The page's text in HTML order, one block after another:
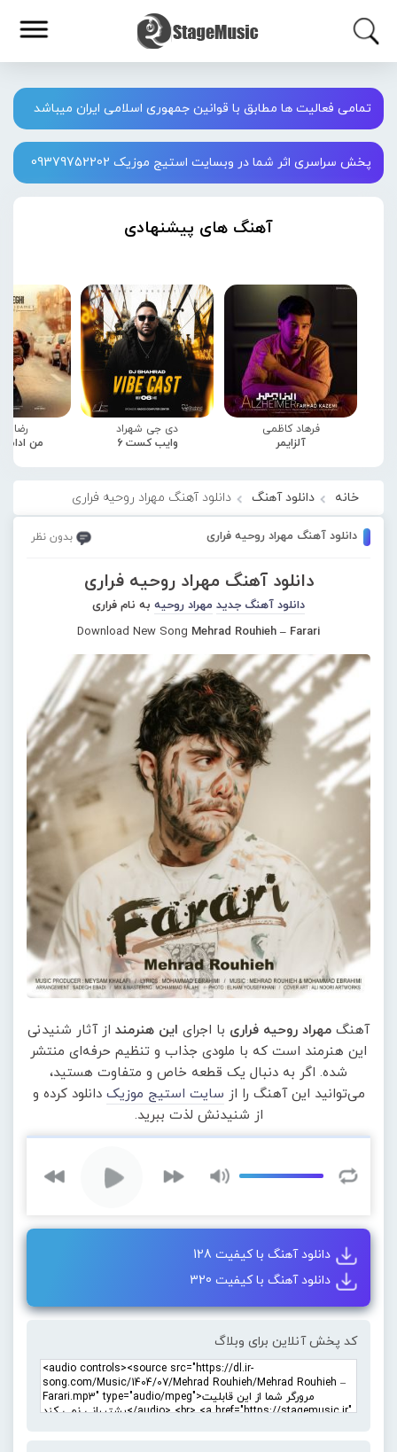
تمامی فعالیت ها مطابق با قوانین جمهوری اسلامی ایران میباشد
پخش سراسری اثر شما در وبسایت استیج موزیک 09379752202
آهنگ های پیشنهادی
فرهاد کاظمی
آلزایمر
دی جی شهراد
وایب کست 6
رضا
من
خانه دانلود آهنگ دانلود آهنگ مهراد روحیه فراری
دانلود آهنگ مهراد روحیه فراری بدون نظر
دانلود آهنگ مهراد روحیه فراری
دانلود آهنگ جدید مهراد روحیه به نام فراری
Download New Song Mehrad Rouhieh – Farari
آهنگ مهراد روحیه فراری با اجرای این هنرمند از آثار شنیدنی
این هنرمند است که با ملودی جذاب و تنظیم حرفه‌ای منتشر
شده. اگر به دنبال یک قطعه خاص و متفاوت هستید،
می‌توانید این آهنگ را از سایت استیج موزیک دانلود کرده و
از شنیدنش لذت ببرید.
دانلود آهنگ با کیفیت 128
دانلود آهنگ با کیفیت 320
کد پخش آنلاین برای وبلاگ